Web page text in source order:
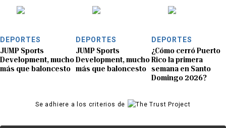
DEPORTES
JUMP Sports
Development, mucho
más que baloncesto
DEPORTES
JUMP Sports
Development, mucho
más que baloncesto
DEPORTES
¿Cómo cerró Puerto
Rico la primera
semana en Santo
Domingo 2026?
Se adhiere a los criterios de